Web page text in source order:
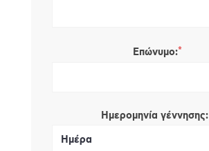
Επώνυμο:*
Ημερομηνία γέννησης: